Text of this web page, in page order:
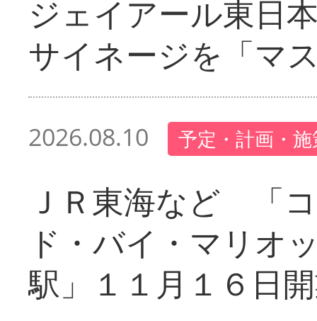
ジェイアール東日
サイネージを「マ
2026.08.10 予定・計画・
ＪＲ東海など 「
ド・バイ・マリオ
駅」１１月１６日